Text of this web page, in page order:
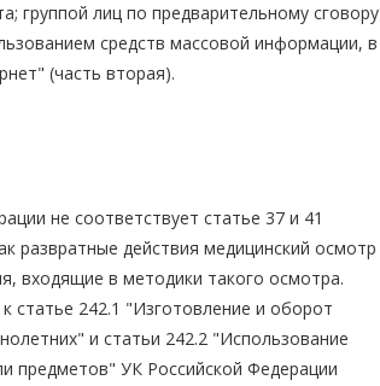
группой лиц по предварительному сговору
средств массовой информации, в
(часть вторая).
не соответствует статье 37 и 41
развратные действия медицинский осмотр
входящие в методики такого осмотра.
статье 242.1 "Изготовление и оборот
и статьи 242.2 "Использование
предметов" УК Российской Федерации